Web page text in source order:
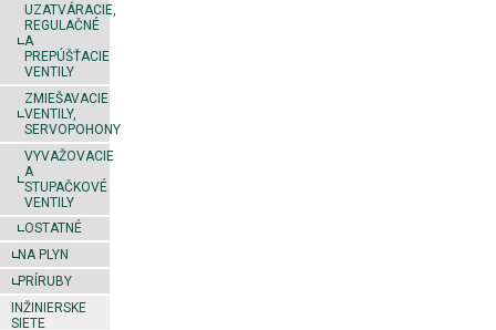
UZATVÁRACIE,
REGULAČNÉ
A
PREPÚŠŤACIE
VENTILY
ZMIEŠAVACIE
VENTILY,
SERVOPOHONY
VYVAŽOVACIE
A
STUPAČKOVÉ
VENTILY
OSTATNÉ
NA PLYN
PRÍRUBY
INŽINIERSKE
SIETE